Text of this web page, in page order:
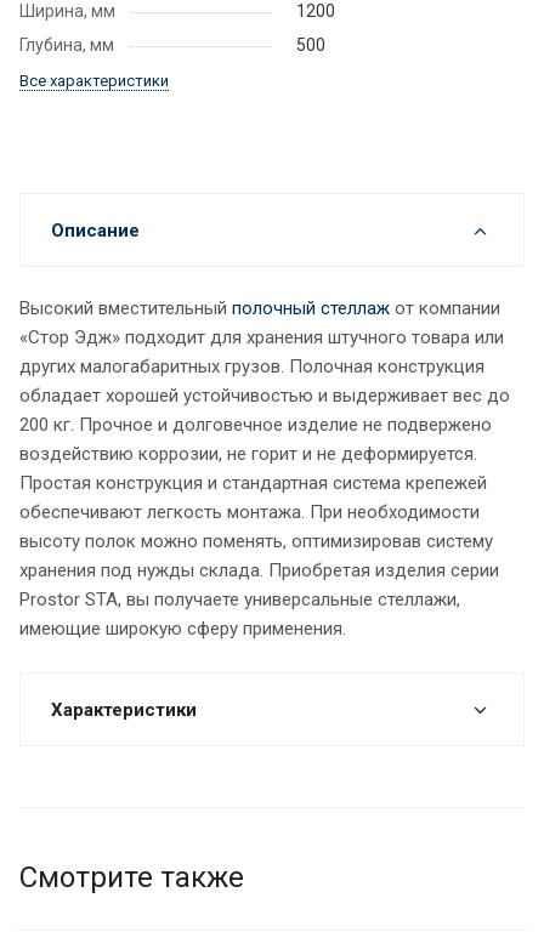
Ширина, мм
1200
Глубина, мм
500
Все характеристики
Описание
Высокий вместительный полочный стеллаж от компании
«Стор Эдж» подходит для хранения штучного товара или
других малогабаритных грузов. Полочная конструкция
обладает хорошей устойчивостью и выдерживает вес до
200 кг. Прочное и долговечное изделие не подвержено
воздействию коррозии, не горит и не деформируется.
Простая конструкция и стандартная система крепежей
обеспечивают легкость монтажа. При необходимости
высоту полок можно поменять, оптимизировав систему
хранения под нужды склада. Приобретая изделия серии
Prostor STA, вы получаете универсальные стеллажи,
имеющие широкую сферу применения.
Характеристики
Смотрите также